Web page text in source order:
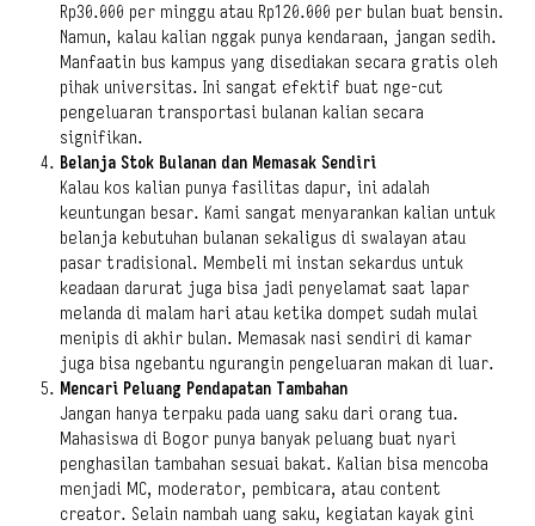
Rp30.000 per minggu atau Rp120.000 per bulan buat bensin.
Namun, kalau kalian nggak punya kendaraan, jangan sedih.
Manfaatin bus kampus yang disediakan secara gratis oleh
pihak universitas. Ini sangat efektif buat nge-cut
pengeluaran transportasi bulanan kalian secara
signifikan.
Belanja Stok Bulanan dan Memasak Sendiri
Kalau kos kalian punya fasilitas dapur, ini adalah
keuntungan besar. Kami sangat menyarankan kalian untuk
belanja kebutuhan bulanan sekaligus di swalayan atau
pasar tradisional. Membeli mi instan sekardus untuk
keadaan darurat juga bisa jadi penyelamat saat lapar
melanda di malam hari atau ketika dompet sudah mulai
menipis di akhir bulan. Memasak nasi sendiri di kamar
juga bisa ngebantu ngurangin pengeluaran makan di luar.
Mencari Peluang Pendapatan Tambahan
Jangan hanya terpaku pada uang saku dari orang tua.
Mahasiswa di Bogor punya banyak peluang buat nyari
penghasilan tambahan sesuai bakat. Kalian bisa mencoba
menjadi MC, moderator, pembicara, atau content
creator. Selain nambah uang saku, kegiatan kayak gini